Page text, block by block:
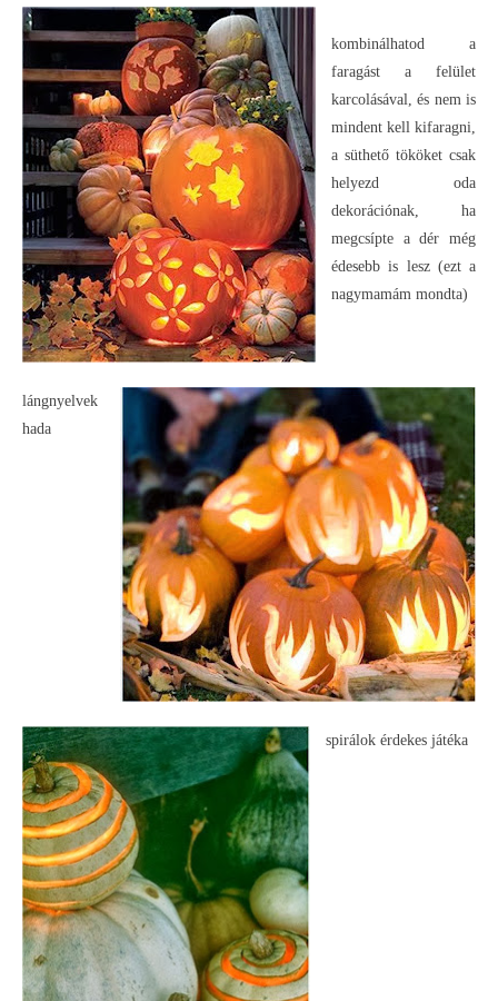
kombinálhatod a
faragást a felület
karcolásával, és nem is
mindent kell kifaragni,
a süthető tököket csak
helyezd oda
dekorációnak, ha
megcsípte a dér még
édesebb is lesz (ezt a
nagymamám mondta)
lángnyelvek
hada
spirálok érdekes játéka